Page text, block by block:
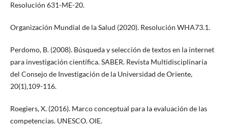
Resolución 631-ME-20.
Organización Mundial de la Salud (2020). Resolución WHA73.1.
Perdomo, B. (2008). Búsqueda y selección de textos en la internet
para investigación científica. SABER. Revista Multidisciplinaria
del Consejo de Investigación de la Universidad de Oriente,
20(1),109-116.
Roegiers, X. (2016). Marco conceptual para la evaluación de las
competencias. UNESCO. OIE.